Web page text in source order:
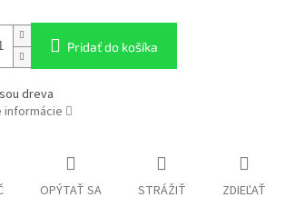
Pridať do košíka
dreva
informácie
OPÝTAŤ SA STRÁŽIŤ ZDIEĽAŤ